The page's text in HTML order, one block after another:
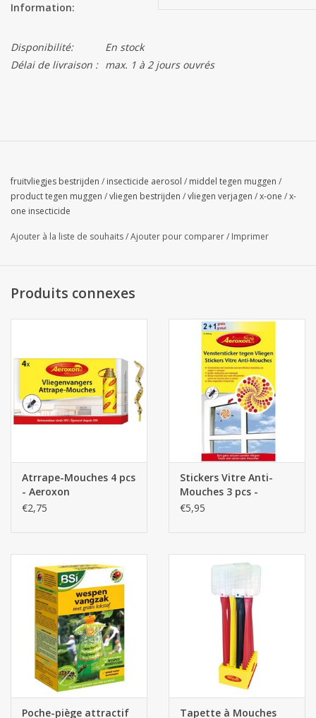
Marques
Information:
Disponibilité:
En stock
Délai de livraison : max. 1 à 2 jours ouvrés
fruitvliegjes bestrijden / insecticide aerosol / middel tegen muggen /
product tegen muggen /vliegen bestrijden /vliegen verjagen /x-one /x-
one insecticide
Ajouter à la liste de souhaits/Ajouter pour comparer/ Imprimer
Produits connexes
Atrrape-Mouches 4 pcs
- Aeroxon
€2,75
Stickers Vitre Anti-
Mouches 3 pcs -
Aeroxon
€5,95
Poche-piège attractif
Tapette à Mouches